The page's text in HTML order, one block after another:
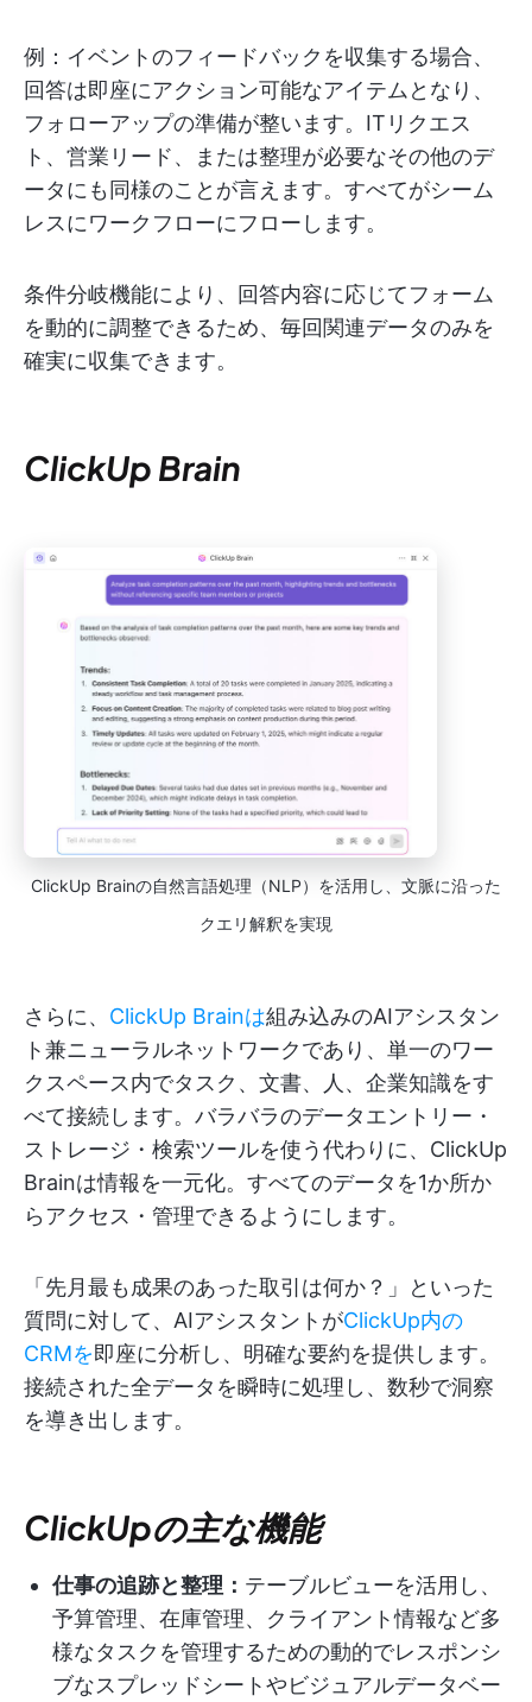
例：イベントのフィードバックを収集する場合、
回答は即座にアクション可能なアイテムとなり、
フォローアップの準備が整います。ITリクエス
ト、営業リード、または整理が必要なその他のデ
ータにも同様のことが言えます。すべてがシーム
レスにワークフローにフローします。
条件分岐機能により、回答内容に応じてフォーム
を動的に調整できるため、毎回関連データのみを
確実に収集できます。
ClickUp Brain
ClickUp Brainの自然言語処理（NLP）を活用し、文脈に沿った
クエリ解釈を実現
さらに、 ClickUp Brainは組み込みのAIアシスタン
ト兼ニューラルネットワークであり、単一のワー
クスペース内でタスク、文書、人、企業知識をす
べて接続します。バラバラのデータエントリー・
ストレージ・検索ツールを使う代わりに、ClickUp
Brainは情報を一元化。すべてのデータを1か所か
らアクセス・管理できるようにします。
「先月最も成果のあった取引は何か？」といった
質問に対して、AIアシスタントがClickUp内の
CRMを即座に分析し、明確な要約を提供します。
接続された全データを瞬時に処理し、数秒で洞察
を導き出します。
ClickUpの主な機能
仕事の追跡と整理： テーブルビューを活用し、
予算管理、在庫管理、クライアント情報など多
様なタスクを管理するための動的でレスポンシ
ブなスプレッドシートやビジュアルデータベー